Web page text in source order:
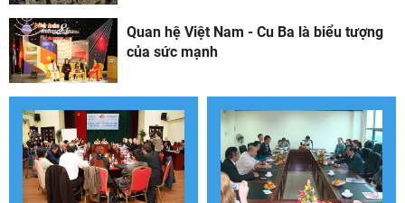
Quan hệ Việt Nam - Cu Ba là biểu tượng
của sức mạnh